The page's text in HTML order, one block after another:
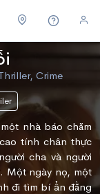
Crime
nhà báo chăm
tính chân thực
cha và người
Một ngày nọ, một
đi tìm bí ẩn đằng